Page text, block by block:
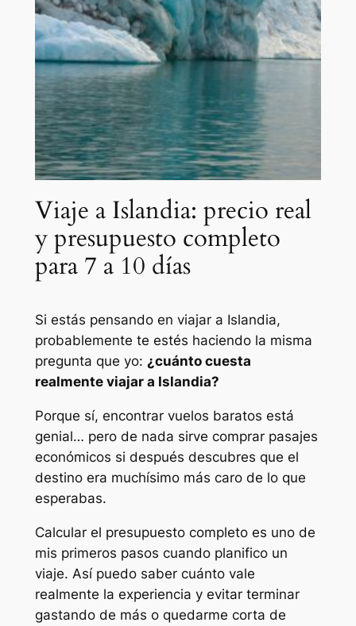
Viaje a Islandia: precio real
y presupuesto completo
para 7 a 10 días
Si estás pensando en viajar a Islandia,
probablemente te estés haciendo la misma
pregunta que yo: ¿cuánto cuesta
realmente viajar a Islandia?
Porque sí, encontrar vuelos baratos está
genial… pero de nada sirve comprar pasajes
económicos si después descubres que el
destino era muchísimo más caro de lo que
esperabas.
Calcular el presupuesto completo es uno de
mis primeros pasos cuando planifico un
viaje. Así puedo saber cuánto vale
realmente la experiencia y evitar terminar
gastando de más o quedarme corta de